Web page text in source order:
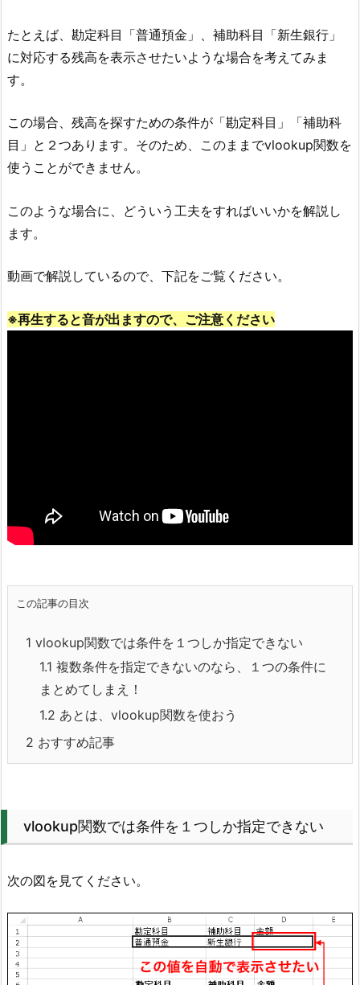
たとえば、勘定科目「普通預金」、補助科目「新生銀行」
に対応する残高を表示させたいような場合を考えてみま
す。
この場合、残高を探すための条件が「勘定科目」「補助科
目」と２つあります。そのため、このままでvlookup関数を
使うことができません。
このような場合に、どういう工夫をすればいいかを解説し
ます。
動画で解説しているので、下記をご覧ください。
※再生すると音が出ますので、ご注意ください
この記事の目次
1 vlookup関数では条件を１つしか指定できない
1.1 複数条件を指定できないのなら、１つの条件に
まとめてしまえ！
1.2 あとは、vlookup関数を使おう
2 おすすめ記事
vlookup関数では条件を１つしか指定できない
次の図を見てください。